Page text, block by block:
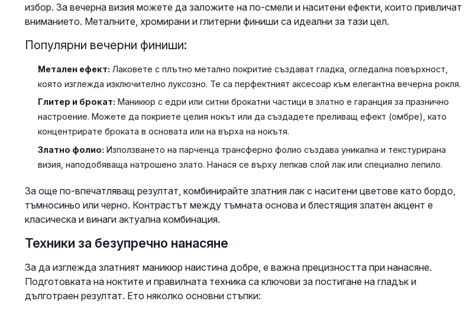
избор. За вечерна визия можете да заложите на по-смели и наситени ефекти, които привличат
вниманието. Металните, хромирани и глитерни финиши са идеални за тази цел.
Популярни вечерни финиши:
Метален ефект: Лаковете с плътно метално покритие създават гладка, огледална повърхност,
която изглежда изключително луксозно. Те са перфектният аксесоар към елегантна вечерна рокля.
Глитер и брокат: Маникюр с едри или ситни брокатни частици в златно е гаранция за празнично
настроение. Можете да покриете целия нокът или да създадете преливащ ефект (омбре), като
концентрирате броката в основата или на върха на нокътя.
Златно фолио: Използването на парченца трансферно фолио създава уникална и текстурирана
визия, наподобяваща натрошено злато. Нанася се върху лепкав слой лак или специално лепило.
За още по-впечатляващ резултат, комбинирайте златния лак с наситени цветове като бордо,
тъмносиньо или черно. Контрастът между тъмната основа и блестящия златен акцент е
класическа и винаги актуална комбинация.
Техники за безупречно нанасяне
За да изглежда златният маникюр наистина добре, е важна прецизността при нанасяне.
Подготовката на ноктите и правилната техника са ключови за постигане на гладък и
дълготраен резултат. Ето няколко основни стъпки: